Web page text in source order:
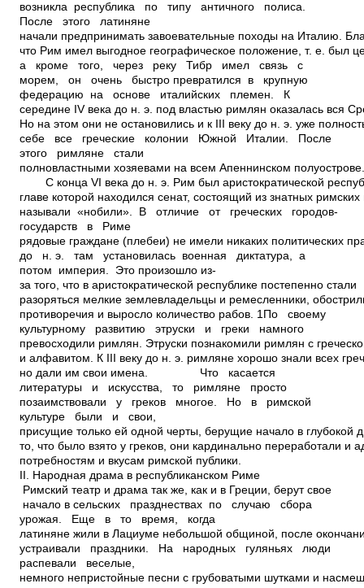
возникла республика по типу античного полиса.
После этого латиняне
начали предпринимать завоевательные походы на Италию.
что Рим имел выгодное географическое положение, т. е. был
а кроме того, через реку Тибр имел связь с
морем, он очень быстро превратился в крупную
федерацию на основе италийских племен. К
середине IV века до н. э. под властью римлян оказалась вся
Но на этом они не остановились и к III веку до н. э. уже
себе все греческие колонии Южной Италии. После
этого римляне стали
полновластными хозяевами на всем Апеннинском полуострове.
С конца VI века до н. э. Рим был аристократической
главе которой находился сенат, состоящий из знатных
называли «нобили». В отличие от греческих городов­
государств в Риме
рядовые граждане (плебеи) не имели никаких политических
до н. э. там установилась военная диктатура, а
потом империя. Это произошло из­
за того, что в аристократической республике постепенно стали
разоряться мелкие землевладельцы и ремесленники,
противоречия и выросло количество рабов. 1По своему
культурному развитию этруски и греки намного
превосходили римлян. Этруски познакомили римлян с
и алфавитом. К III веку до н. э. римляне хорошо знали всех
но дали им свои имена. Что касается
литературы и искусства, то римляне просто
позаимствовали у греков многое. Но в римской
культуре были и свои,
присущие только ей одной черты, берущие начало в глубокой
то, что было взято у греков, они кардинально переработали и
потребностям и вкусам римской публики.
II. Народная драма в республиканском Риме
Римский театр и драма так же, как и в Греции, берут свое
начало в сельских празднествах по случаю сбора
урожая. Еще в то время, когда
латиняне жили в Лациуме небольшой общиной, после
устраивали праздники. На народных гуляньях люди
распевали веселые,
немного непристойные песни с грубоватыми шутками и